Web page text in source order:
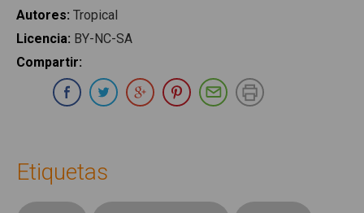
Autores: Tropical
Licencia: BY-NC-SA
Compartir:
Compartir en Whatsapp
Compartir en Facebook
Compartir en Twitter
Compartir en Google Plus
Compartir en Pinterest
Compartir por E-
Etiquetas